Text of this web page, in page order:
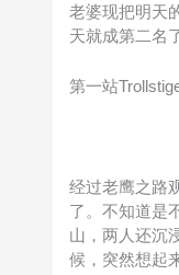
老婆现把明天
天就成第二名
第一站
经过老鹰之路
了。不知道是
山，两人还沉
候，突然想起